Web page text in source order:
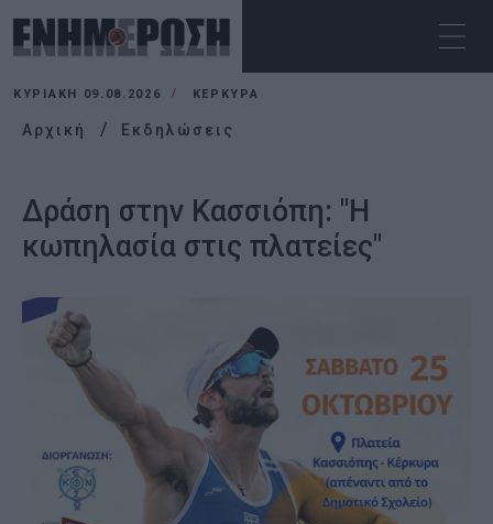
ΚΥΡΙΑΚΉ 09.08.2026 ΚΕΡΚΥΡΑ
Αρχική Εκδηλώσεις
Δράση στην Κασσιόπη: "Η
κωπηλασία στις πλατείες"